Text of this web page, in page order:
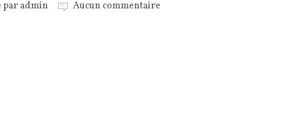
paradmin Aucun commentaire